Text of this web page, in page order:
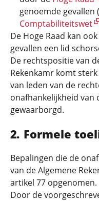
genoemde gevallen
Comptabiliteitswet
De Hoge Raad kan
gevallen een lid
De rechtspositie van
Rekenkamr komt
van leden van de
onafhankelijkheid van
gewaarborgd.
Formele
Bepalingen die de
van de Algemene
artikel 77 opgenomen.
Door de